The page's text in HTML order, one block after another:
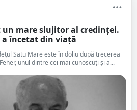
un mare slujitor al credinței.
a încetat din viață
Satu Mare este în doliu după trecerea
unul dintre cei mai cunoscuți și a...